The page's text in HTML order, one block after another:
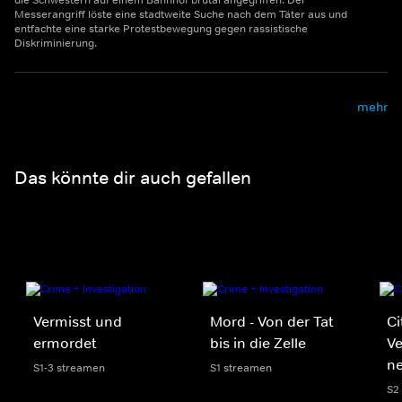
Messerangriff löste eine stadtweite Suche nach dem Täter aus und
entfachte eine starke Protestbewegung gegen rassistische
Diskriminierung.
mehr
Das könnte dir auch gefallen
Vermisst und
ermordet
S1-3 streamen
Mord - Von der Tat
bis in die Zelle
S1 streamen